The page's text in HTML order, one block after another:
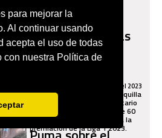
para mejorar la
Al continuar usando
acepta el uso de todas
con nuestra Política de
taquilla que
recaudó
Universitario tras
asistencia de
hinchas a la
Domingo 12 de Noviembre del 2023
Conoce la impresionante taquilla
que logró recaudar Universitario
de Deportes tras los más de 60
mil hinchas que asistieron a la
premiación de la Liga 1 2023.